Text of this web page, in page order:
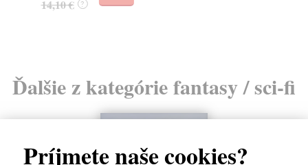
Príjmete naše cookies?
14,10 € ?
Ďalšie z kategórie fantasy / sci-fi